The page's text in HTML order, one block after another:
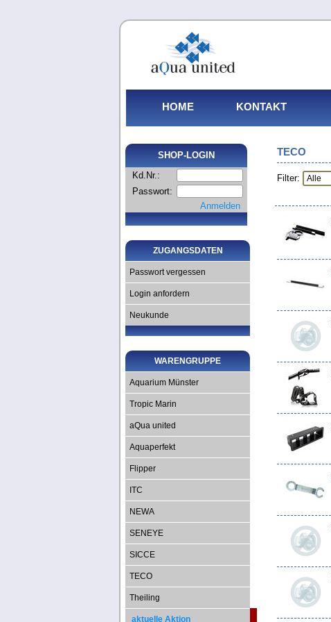
HOME KONTAKT
SHOP-LOGIN
Kd.Nr.:
Passwort:
Anmelden
ZUGANGSDATEN
Passwort vergessen
Login anfordern
Neukunde
WARENGRUPPE
Aquarium Münster
Tropic Marin
aQua united
Aquaperfekt
Flipper
ITC
NEWA
SENEYE
SICCE
TECO
Theiling
aktuelle Aktion
TECO
Filter: